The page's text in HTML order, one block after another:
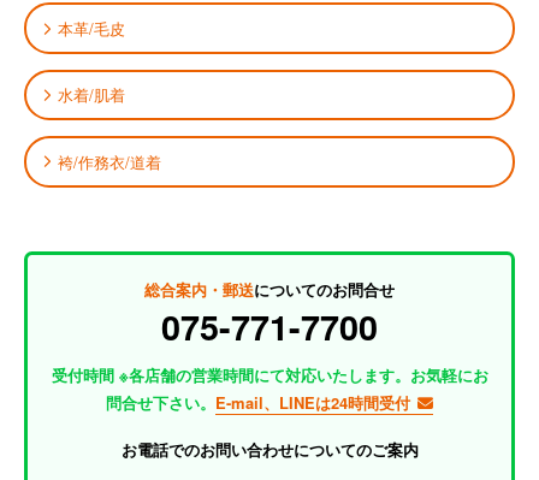
本革/毛皮
水着/肌着
袴/作務衣/道着
総合案内・郵送についてのお問合せ
075-771-7700
受付時間 ※各店舗の営業時間にて対応いたします。お気軽にお
問合せ下さい。 E-mail、LINEは24時間受付
お電話でのお問い合わせについてのご案内